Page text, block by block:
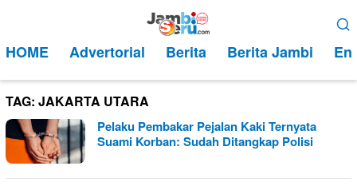
kontenMobile
HOME Advertorial Berita Berita Jambi
TAG: JAKARTA UTARA
Pelaku Pembakar Pejalan Kaki Ternyata
Suami Korban: Sudah Ditangkap Polisi